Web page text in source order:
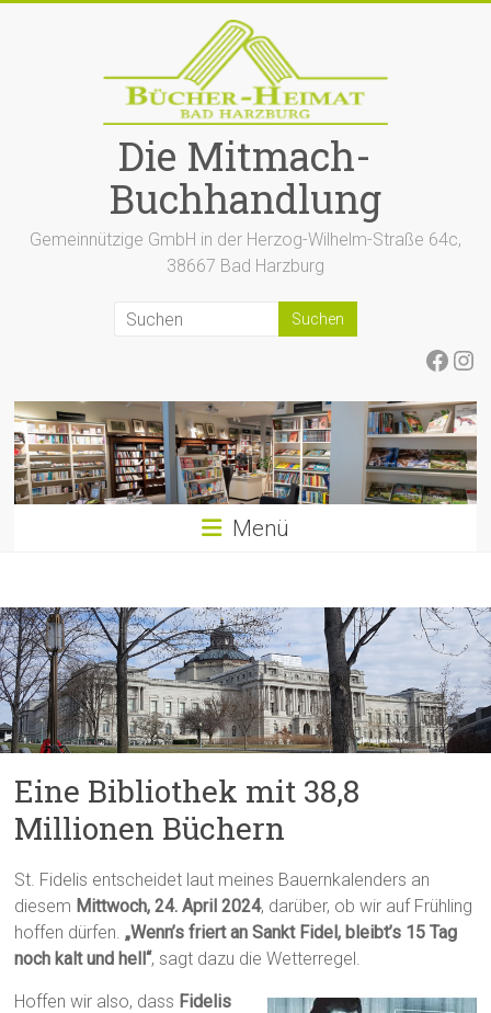
Die Mitmach-
Buchhandlung
Gemeinnützige GmbH in der Herzog-Wilhelm-Straße 64c,
38667 Bad Harzburg
Menü
Eine Bibliothek mit 38,8
Millionen Büchern
St. Fidelis entscheidet laut meines Bauernkalenders an
diesem Mittwoch, 24. April 2024, darüber, ob wir auf Frühling
hoffen dürfen.„Wenn’s friert an Sankt Fidel, bleibt’s 15 Tag
noch kalt und hell“, sagt dazu die Wetterregel.
Hoffen wir also, dass Fidelis